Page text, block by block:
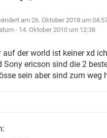
am 26. Oktober 2018 um
- 14. Oktober 2010 um 12:38
auf der world ist keiner xd
Sony ericson sind die 2
sein aber sind zum weg